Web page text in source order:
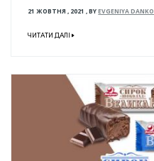
21 ЖОВТНЯ , 2021 ,BYEVGENIYA DANKO
ЧИТАТИ ДАЛІ